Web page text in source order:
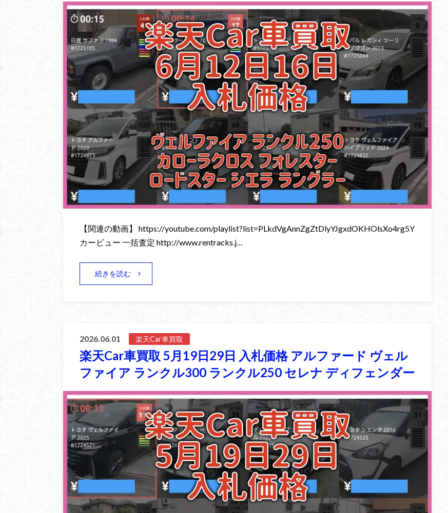
【関連の動画】 https://youtube.com/playlist?list=PLkdVgAnnZgZtDlyYJgxdOKHOlsXo4rg5Y
カービュー 一括査定 http://www.rentracks.j…
続きを読む
2026.06.01 楽天Car車買取
楽天Car車買取 5月19日29日 入札価格 アルファード ヴェル
ファイア ランクル300 ランクル250 セレナ ディフェンダー